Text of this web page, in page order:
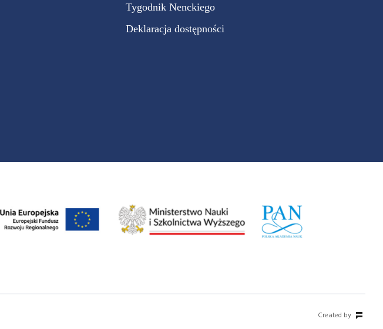
Tygodnik Nenckiego
Deklaracja dostępności
Created by